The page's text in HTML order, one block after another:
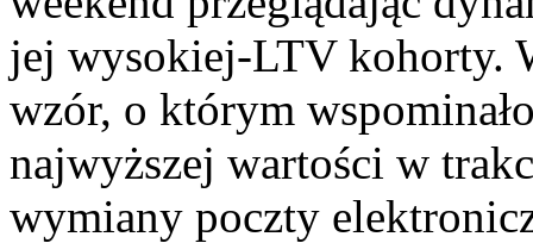
jej wysokiej-LTV kohorty.
wzór, o którym
najwyższej wartości w
wymiany poczty